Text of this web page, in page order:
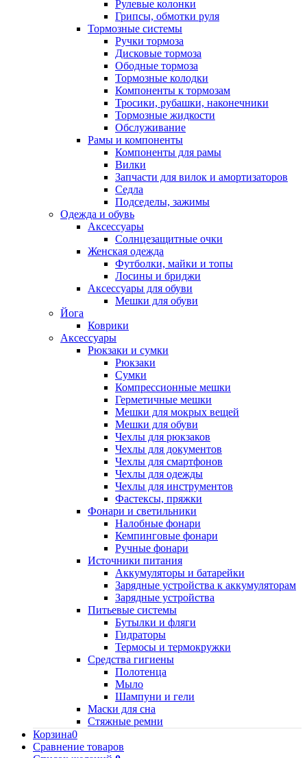
Рулевые колонки
Грипсы, обмотки руля
Тормозные системы
Ручки тормоза
Дисковые тормоза
Ободные тормоза
Тормозные колодки
Компоненты к тормозам
Тросики, рубашки, наконечники
Тормозные жидкости
Обслуживание
Рамы и компоненты
Компоненты для рамы
Вилки
Запчасти для вилок и амортизаторов
Седла
Подседелы, зажимы
Одежда и обувь
Аксессуары
Солнцезащитные очки
Женская одежда
Футболки, майки и топы
Лосины и бриджи
Аксессуары для обуви
Мешки для обуви
Йога
Коврики
Аксессуары
Рюкзаки и сумки
Рюкзаки
Сумки
Компрессионные мешки
Герметичные мешки
Мешки для мокрых вещей
Мешки для обуви
Чехлы для рюкзаков
Чехлы для документов
Чехлы для смартфонов
Чехлы для одежды
Чехлы для инструментов
Фастексы, пряжки
Фонари и светильники
Налобные фонари
Кемпинговые фонари
Ручные фонари
Источники питания
Аккумуляторы и батарейки
Зарядные устройства к аккумуляторам
Зарядные устройства
Питьевые системы
Бутылки и фляги
Гидраторы
Термосы и термокружки
Средства гигиены
Полотенца
Мыло
Шампуни и гели
Маски для сна
Стяжные ремни
Корзина0
Сравнение товаров